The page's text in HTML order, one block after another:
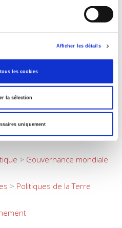
Afficher les détails
les cookies
la sélection
uniquement
climatique,Développement
,Souveraineté
>Developpement /
> Gouvernance mondiale
> Politiques de la Terre